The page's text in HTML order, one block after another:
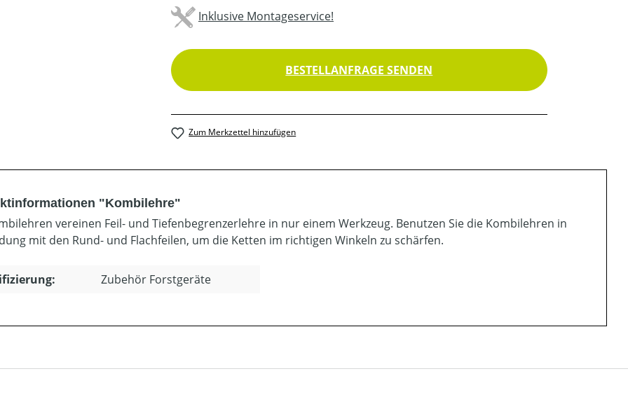
Inklusive Montageservice!
BESTELLANFRAGE SENDEN
Zum Merkzettel hinzufügen
"Kombilehre"
vereinen Feil- und Tiefenbegrenzerlehre in nur einem Werkzeug. Benutzen Sie die Kombilehren in
mit den Rund- und Flachfeilen, um die Ketten im richtigen Winkeln zu schärfen.
Zubehör Forstgeräte